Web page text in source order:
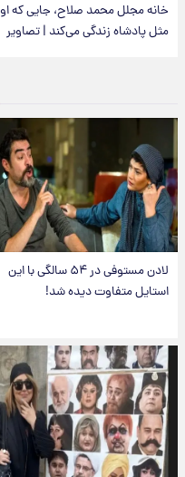
خانه مجلل محمد صلاح، جایی که او
مثل پادشاه زندگی می‌کند | تصاویر
لادن مستوفی در ۵۴ سالگی با این
استایل متفاوت دیده شد!